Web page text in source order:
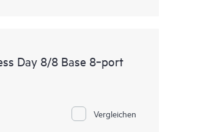
Day 8/8 Base 8‑port
Vergleichen